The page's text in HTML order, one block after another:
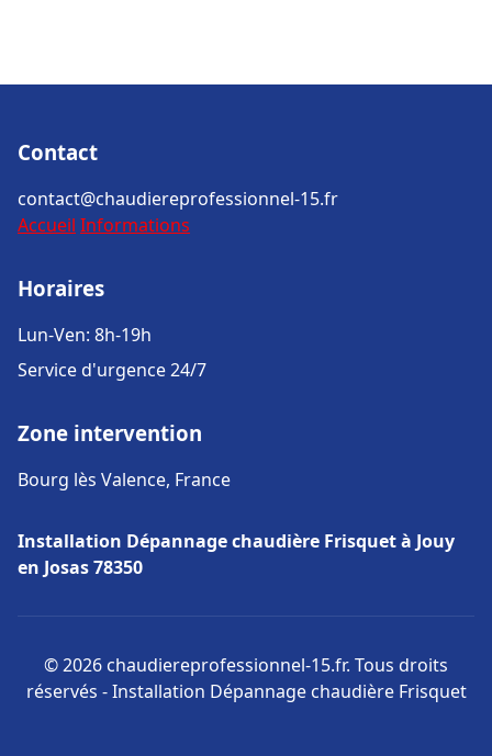
Contact
contact@chaudiereprofessionnel-15.fr
Accueil Informations
Horaires
Lun-Ven: 8h-19h
Service d'urgence 24/7
Zone intervention
Bourg lès Valence, France
Installation Dépannage chaudière Frisquet à Jouy
en Josas 78350
© 2026 chaudiereprofessionnel-15.fr. Tous droits
réservés - Installation Dépannage chaudière Frisquet